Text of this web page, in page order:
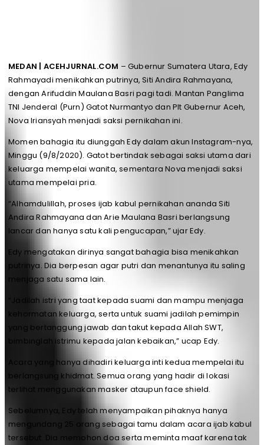
MEDAN | ACEHJURNAL.COM – Gubernur Sumatera Utara, Edy
Rahmayadi menikahkan putrinya, Siti Andira Rahmayana,
dengan Arifuddin Maulana Basri pagi tadi. Mantan Panglima
TNI Jenderal (Purn) Gatot Nurmantyo dan Plt Gubernur Aceh,
Nova Iriansyah menjadi saksi pernikahan ini.
Momen bahagia itu diunggah Edy dalam akun Instagram-nya,
Minggu (9/8/2020). Gatot bertindak sebagai saksi utama dari
keluarga mempelai wanita, sementara Nova menjadi saksi
utama mempelai pria.
“Alhamdulillah, proses ijab kabul pernikahan ananda Siti
Andira Rahmayana dan Arie Maulana Basri berlangsung
lancar dan hanya satu kali pengucapan,” ujar Edy.
Edy mengatakan dirinya sangat bahagia bisa menikahkan
putrinya. Dia berpesan agar putri dan menantunya itu saling
menjaga satu sama lain.
“Jadilah istri yang taat kepada suami dan mampu menjaga
kehormatan keluarga, serta untuk suami jadilah pemimpin
yang bertanggung jawab dan takut kepada Allah SWT,
bimbinglah istrimu kepada jalan kebaikan,” ucap Edy.
Acara yang hanya dihadiri keluarga inti kedua mempelai itu
berlangsung khidmat. Semua orang yang hadir di lokasi
terlihat menggunakan masker ataupun face shield.
Sebelumnya, Edy telah menyampaikan pihaknya hanya
mengundang 25 orang sebagai tamu dalam acara ijab kabul
tersebut. Dia memohon doa serta meminta maaf karena tak